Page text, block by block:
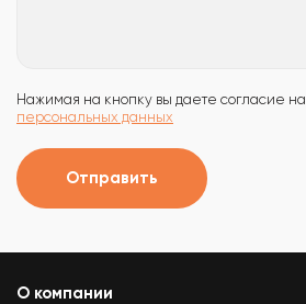
Нажимая на кнопку вы даете согласие на
персональных данных
Отправить
О компании